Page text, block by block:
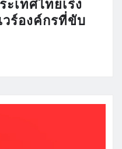
เทศไทยเร่ง
ร์องค์กรที่ขับ